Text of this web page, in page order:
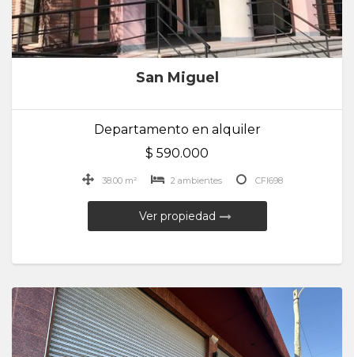
San Miguel
Departamento en alquiler
$ 590.000
38.00 m² 2 ambientes CFI698
Ver propiedad